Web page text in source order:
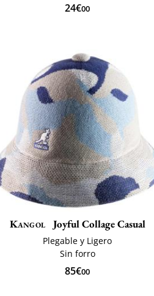
24€00
Kangol Joyful Collage Casual
Plegable y Ligero
Sin forro
85€00